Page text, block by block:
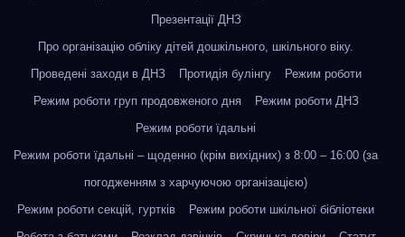
Презентації ДНЗ
Про організацію обліку дітей дошкільного, шкільного віку.
Проведені заходи в ДНЗ
Протидія булінгу
Режим роботи
Режим роботи груп продовженого дня
Режим роботи ДНЗ
Режим роботи їдальні
Режим роботи їдальні – щоденно (крім вихідних) з 8:00 – 16:00 (за
погодженням з харчуючою організацією)
Режим роботи секцій, гуртків
Режим роботи шкільної бібліотеки